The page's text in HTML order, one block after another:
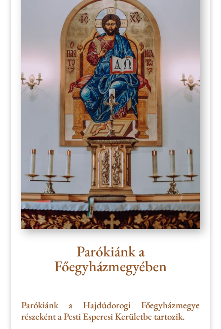
Parókiánk a
Főegyházmegyében
Parókiánk a Hajdúdorogi Főegyházmegye
részeként a Pesti Esperesi Kerületbe tartozik.